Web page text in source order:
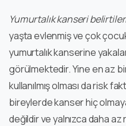
Yumurtalık kanseri
yaşta evlenmiş ve çok
yumurtalık kanserine
görülmektedir. Yine en az
kullanılmış olması da risk
bireylerde kanser hiç
değildir ve yalnızca daha az